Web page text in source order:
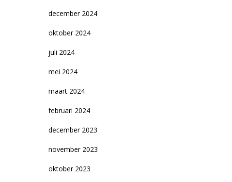
december 2024
oktober 2024
juli 2024
mei 2024
maart 2024
februari 2024
december 2023
november 2023
oktober 2023